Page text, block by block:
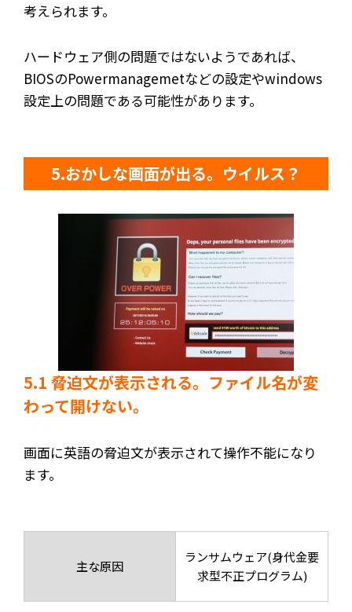
考えられます。
ハードウェア側の問題ではないようであれば、
BIOSのPowermanagemetなどの設定やwindows
設定上の問題である可能性があります。
5.おかしな画面が出る。ウイルス？
5.1 脅迫文が表示される。ファイル名が変
わって開けない。
画面に英語の脅迫文が表示されて操作不能になり
ます。
主な原因
ランサムウェア(身代金要
求型不正プログラム)